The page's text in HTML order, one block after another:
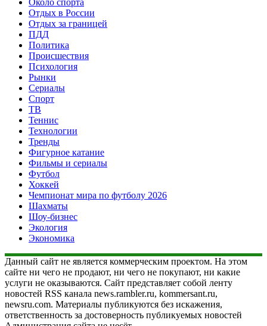
Отдых в России
Отдых за границей
ПДД
Политика
Происшествия
Психология
Рынки
Сериалы
Спорт
ТВ
Теннис
Технологии
Тренды
Фигурное катание
Фильмы и сериалы
Футбол
Хоккей
Чемпионат мира по футболу 2026
Шахматы
Шоу-бизнес
Экология
Экономика
Данный сайт не является коммерческим проектом. На этом
сайте ни чего не продают, ни чего не покупают, ни какие
услуги не оказываются. Сайт представляет собой ленту
новостей RSS канала news.rambler.ru, kommersant.ru,
newsru.com. Материалы публикуются без искажения,
ответственность за достоверность публикуемых новостей